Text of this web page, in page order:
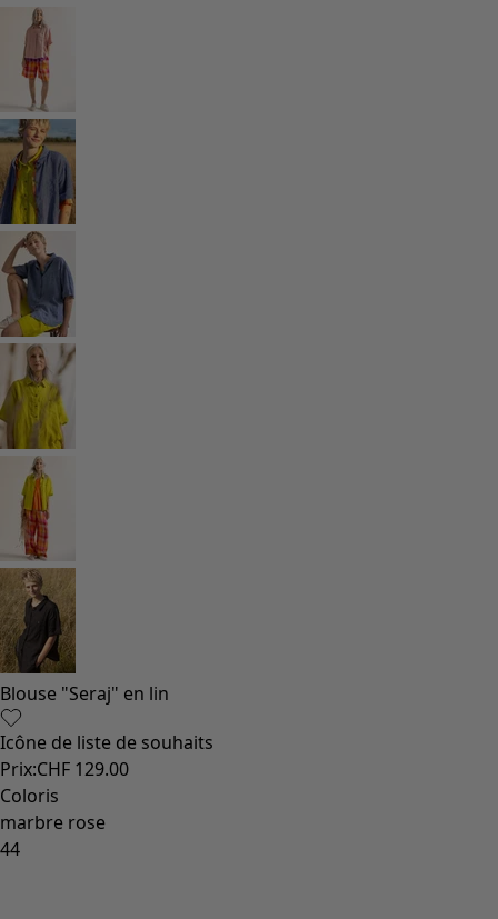
Blouse "Seraj" en lin
Icône de liste de souhaits
Prix:CHF 129.00
Coloris
marbre rose
44